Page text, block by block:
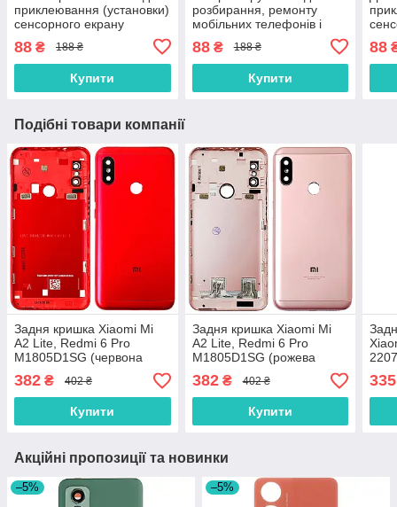
приклеювання (установки)
сенсорного екрану
(модуля) 15 мл
88 ₴ 188 ₴
Купити
розбирання, ремонту
мобільних телефонів і
88₴ 188 ₴
Купити
88
Подібні товари компанії
Задня кришка Xiaomi Mi
A2 Lite, Redmi 6 Pro
M1805D1SG (червона
оригінал 100% зі склом
камери)
382 ₴ 402 ₴
Купити
Задня кришка Xiaomi Mi
A2 Lite, Redmi 6 Pro
M1805D1SG (рожева
оригінал 100% зі склом
камери)
382₴ 402 ₴
Купити
335
Акційні пропозиції та новинки
–5% –5%